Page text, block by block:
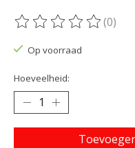
De beoordeling van dit
(0)
Op voorraad
Hoeveelheid: